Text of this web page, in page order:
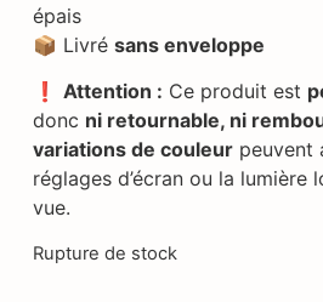
épais
📦 Livré sans enveloppe
❗ Attention : Ce produit est
donc ni retournable, ni
variations de couleurpeuvent
réglages d’écran ou la lumière
vue.
Rupture de stock